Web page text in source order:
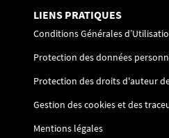
LIENS PRATIQUES
Conditions Générales
Protection des données
Protection des droits d'auteur
Gestion des cookies et des
Mentions légales